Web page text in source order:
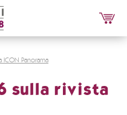
Poli
Distillerie
ICON Panorama
sulla rivista